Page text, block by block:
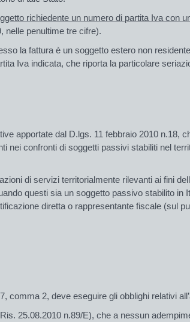
richiedente un numero di partita Iva con
nelle penultime tre cifre).
la fattura è un soggetto estero non
Iva indicata, che riporta la particolare
apportate dal D.lgs. 11 febbraio 2010 n.18,
confronti di soggetti passivi stabiliti nel
di servizi territorialmente rilevanti ai fini
questi sia un soggetto passivo stabilito in
diretta o rappresentante fiscale (sul
2, deve eseguire gli obblighi relativi
25.08.2010 n.89/E), che a nessun